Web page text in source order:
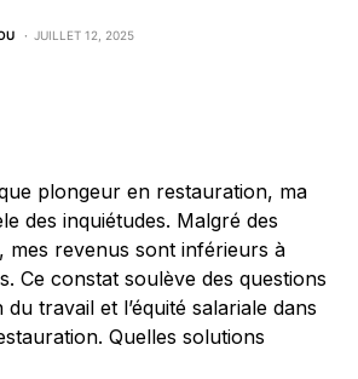
JUILLET 12, 2025
plongeur en restauration, ma
des inquiétudes. Malgré des
mes revenus sont inférieurs à
Ce constat soulève des questions
travail et l’équité salariale dans
Quelles solutions